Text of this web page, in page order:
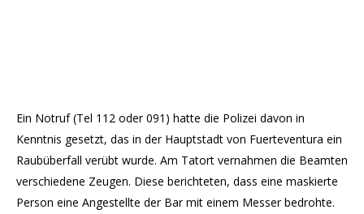
Ein Notruf (Tel 112 oder 091) hatte die Polizei davon in
Kenntnis gesetzt, das in der Hauptstadt von Fuerteventura ein
Raubüberfall verübt wurde. Am Tatort vernahmen die Beamten
verschiedene Zeugen. Diese berichteten, dass eine maskierte
Person eine Angestellte der Bar mit einem Messer bedrohte.